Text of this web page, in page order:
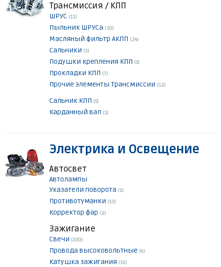
Трансмиссия / КПП
ШРУС (11)
Пыльник ШРУСа (20)
Масляный фильтр АКПП (24)
Сальники (3)
Подушки крепления КПП (5)
Прокладки КПП (7)
Прочие элементы Трансмиссии (12)
Сальник КПП (5)
Карданный вал (1)
Электрика и Освещение
Автосвет
Автолампы
Указатели поворота (1)
Противотуманки (13)
Корректор фар (2)
Зажигание
Свечи (100)
Провода высоковольтные (6)
Катушка зажигания (31)